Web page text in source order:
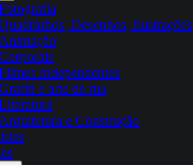
Desenhos, Ilustrações
Animação
Independentes
e arte de rua
Arquitetura e Construção